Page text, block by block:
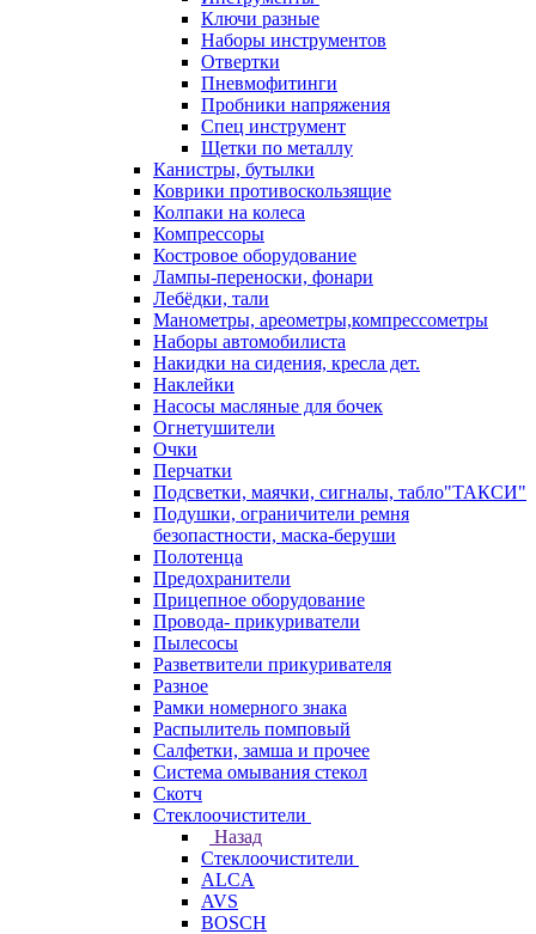
Ключи разные
Наборы инструментов
Отвертки
Пневмофитинги
Пробники напряжения
Спец инструмент
Щетки по металлу
Канистры, бутылки
Коврики противоскользящие
Колпаки на колеса
Компрессоры
Костровое оборудование
Лампы-переноски, фонари
Лебёдки, тали
Манометры, ареометры,компрессометры
Наборы автомобилиста
Накидки на сидения, кресла дет.
Наклейки
Насосы масляные для бочек
Огнетушители
Очки
Перчатки
Подсветки, маячки, сигналы, табло"ТАКСИ"
Подушки, ограничители ремня
безопастности, маска-беруши
Полотенца
Предохранители
Прицепное оборудование
Провода- прикуриватели
Пылесосы
Разветвители прикуривателя
Разное
Рамки номерного знака
Распылитель помповый
Салфетки, замша и прочее
Система омывания стекол
Скотч
Стеклоочистители
Назад
Стеклоочистители
ALCA
AVS
BOSCH